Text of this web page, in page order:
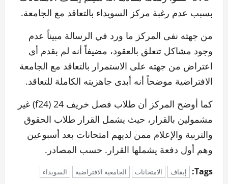
بسبب عدم رغبة مركز السويداء بالتعاقد مع الجامعة.
من جهته نفى المركز ما ورد في الرسالة مبيناً عدم
وجود مشاكل تتعلق بالعقود، مضيفاً أنه لم بقدم أي
اعتراض من جهته على الاستمرار بالتعاقد مع الجامعة
الافتراضية موضحاً أنه أبدى جاهزيته الكاملة للتعاقد.
كما أوضح المركز أن طلاب فصل خريف 24 (f24) غير
مشمولين بالقرار، حيث يشمل القرار طلاب الحقوق
والتربية والإعلام ممن لديهم امتحانات بعد أسبوعين
وهم أول دفعة يشملها القرار. حسب المصادر.
Tags: إيقاف الامتحانات الجامعية الافتراضية السويداء